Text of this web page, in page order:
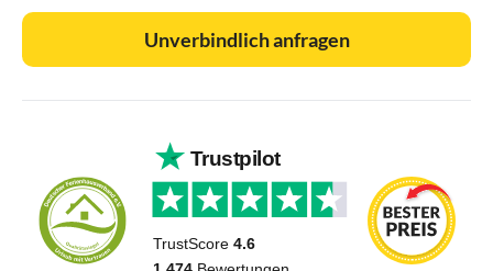
Unverbindlich anfragen